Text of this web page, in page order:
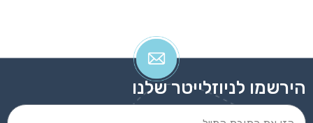
הירשמו לניוזלייטר שלנו